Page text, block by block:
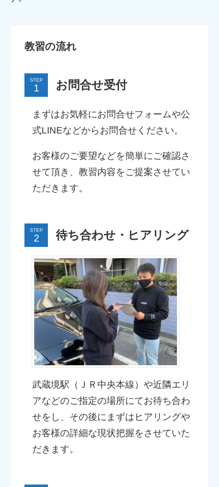
教習の流れ
STEP お問合せ受付
まずはお気軽にお問合せフォームや公
式LINEなどからお問合せください。
お客様のご要望などを簡単にご確認さ
せて頂き、教習内容をご提案させてい
ただきます。
STEP 待ち合わせ・ヒアリング
武蔵境駅（ＪＲ中央本線）や近隣エリ
アなどのご指定の場所にてお待ち合わ
せをし、その後にまずはヒアリングや
お客様の詳細な現状把握をさせていた
だきます。